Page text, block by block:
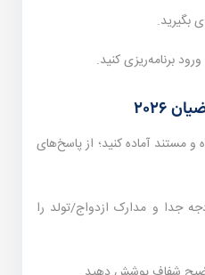
بگیرید.
برنامه‌ریزی کنید.
و مستند آماده کنید؛ از پاسخ‌های
جدا و مدارک ازدواج/تولد را